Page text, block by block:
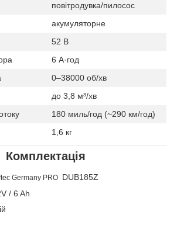
повітродувка/пилосос
акумуляторне
52 В
6 А·год
0–38000 об/хв
до 3,8 м³/хв
180 миль/год (~290 км/год)
1,6 кг
Комплектація
Germany PRO DUB185Z
/ 6 Ah